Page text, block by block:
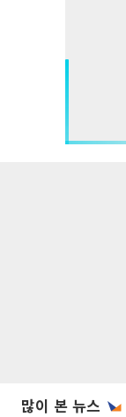
많이 본 뉴스